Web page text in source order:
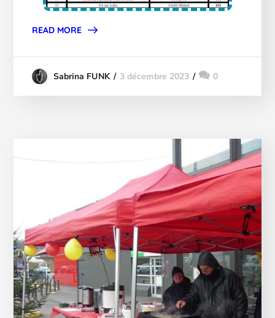
READ MORE
Sabrina FUNK 3 décembre 2023 0